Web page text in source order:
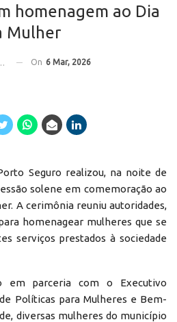
homenagem ao Dia
Mulher
On 6 Mar, 2026
Seguro realizou, na noite de
solene em comemoração ao
A cerimônia reuniu autoridades,
homenagear mulheres que se
serviços prestados à sociedade
em parceria com o Executivo
Políticas para Mulheres e Bem-
diversas mulheres do município